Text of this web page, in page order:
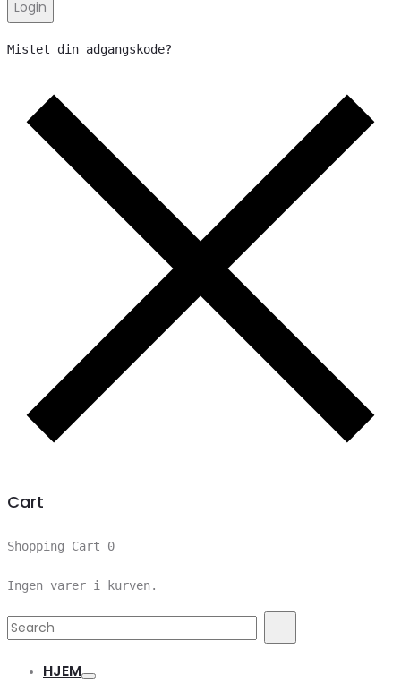
Login
Mistet din adgangskode?
Cart
Shopping Cart 0
Ingen varer i kurven.
Search
HJEM